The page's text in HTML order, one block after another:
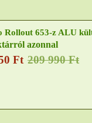
Rollout 653-z ALU
hobbi-sport asztal 6
lábakkal, fékezhető
azonnal
Ft 209 990 Ft